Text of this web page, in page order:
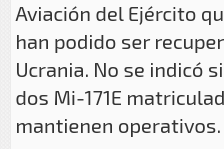
Aviación del Ejército
han podido ser
Ucrania. No se indicó
dos Mi-171E
mantienen operativos.